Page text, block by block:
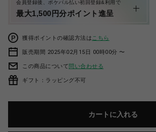
会員登録後、ポケパル払い初回登録&利用で
最大1,500円分ポイント進呈
獲得ポイントの確認方法は こちら
販売期間 2025年02月15日 00時00分 〜
この商品について問い合わせる
ギフト：ラッピング不可
カートに入れる